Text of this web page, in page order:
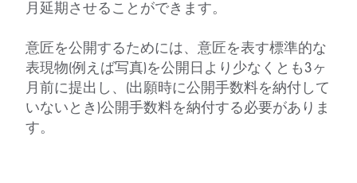
月延期させることができます。
意匠を公開するためには、意匠を表す標準的な
表現物(例えば写真)を公開日より少なくとも3ヶ
月前に提出し、(出願時に公開手数料を納付して
いないとき)公開手数料を納付する必要がありま
す。